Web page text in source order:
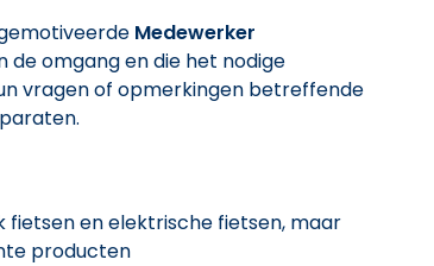
Medewerker
de omgang en die het nodige
vragen of opmerkingen betreffende
en elektrische fietsen, maar
producten